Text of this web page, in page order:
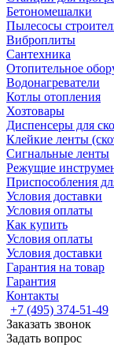
Бетономешалки
Пылесосы
Виброплиты
Сантехника
Отопительное
Водонагреватели
Котлы отопления
Хозтовары
Диспенсеры для
Клейкие ленты
Сигнальные ленты
Режущие
Приспособления
Условия доставки
Условия оплаты
Как купить
Условия оплаты
Условия доставки
Гарантия на товар
Гарантия
Контакты
+7 (495) 374-51-49
Заказать звонок
Задать вопрос